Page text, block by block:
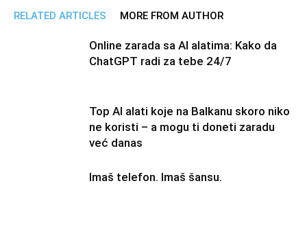
RELATED ARTICLES MORE FROM AUTHOR
Online zarada sa AI alatima: Kako da
ChatGPT radi za tebe 24/7
Top AI alati koje na Balkanu skoro niko
ne koristi – a mogu ti doneti zaradu
već danas
Imaš telefon. Imaš šansu.